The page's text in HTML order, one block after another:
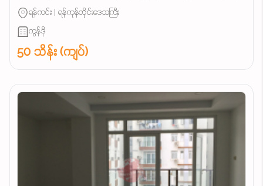
ရန်ကင်း | ရန်ကုန်တိုင်းဒေသကြီး
ကွန်ဒို
50 သိန်း (ကျပ်)